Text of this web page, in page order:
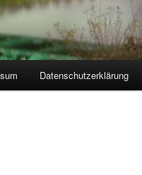
Datenschutzerklärung